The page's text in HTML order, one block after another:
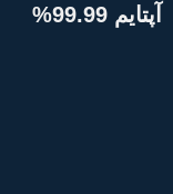
99.99%